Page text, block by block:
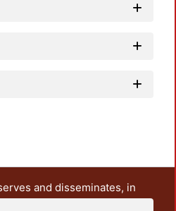
and disseminates, in
the teaching and research